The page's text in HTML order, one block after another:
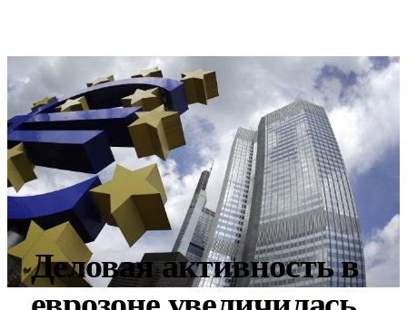
Деловая активность в